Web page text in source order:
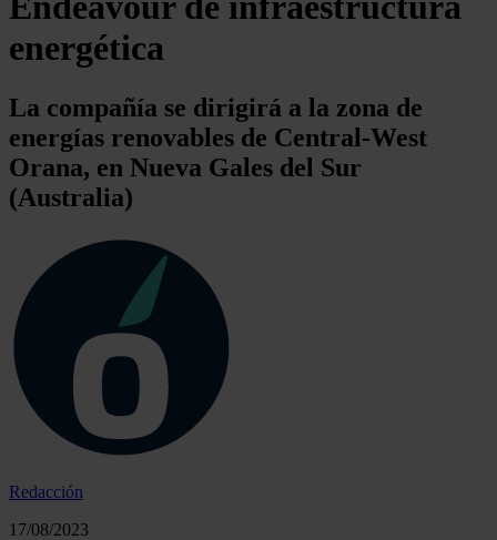
energética
La compañía se dirigirá a la zona de
energías renovables de Central-West
Orana, en Nueva Gales del Sur
(Australia)
Redacción
17/08/2023